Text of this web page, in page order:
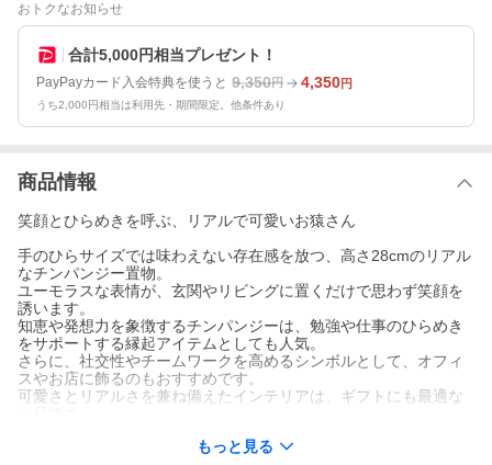
おトクなお知らせ
合計5,000円相当プレゼント！
PayPayカード入会特典を使うと 9,350円 4,350円
うち2,000円相当は利用先・期間限定。他条件あり
商品情報
笑顔とひらめきを呼ぶ、リアルで可愛いお猿さん
手のひらサイズでは味わえない存在感を放つ、高さ28cmのリアル
なチンパンジー置物。
ユーモラスな表情が、玄関やリビングに置くだけで思わず笑顔を
誘います。
知恵や発想力を象徴するチンパンジーは、勉強や仕事のひらめき
をサポートする縁起アイテムとしても人気。
さらに、社交性やチームワークを高めるシンボルとして、オフィ
スやお店に飾るのもおすすめです。
可愛さとリアルさを兼ね備えたインテリアは、ギフトにも最適な
もっと見る